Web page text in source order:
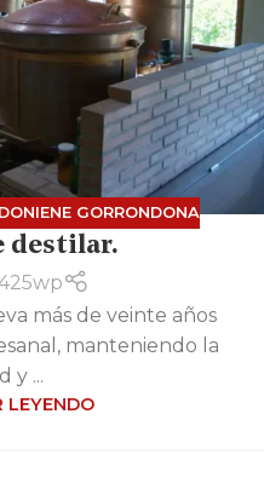
DONIENE GORRONDONA
destilar.
más de veinte años
manteniendo la
y ...
LEYENDO